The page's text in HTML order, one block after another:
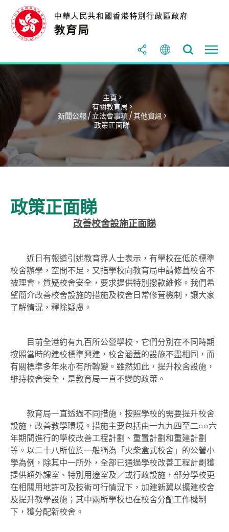
主頁 >
有關教育局 >
新聞公報 / 立法會事項 / 其他資訊 >
政策正面睇
政策正面睇
改善校舍設施正面睇
近日有報道引述教育界人士表示，有學校在低於標準
校舍辦學，空間不足，又指學校向教育局申請修葺校舍不
被理會，質疑校舍安全，要求提供特別撥款維修。我們希
望簡介改善校舍設施的措施及校舍日常修葺機制，讓大家
了解情況，釋除疑慮。
目前全港約有九百所公營學校，它們分別在不同時期
按照當時的建校標準興建，校舍涵蓋的設施不盡相同，而
有關標準多年來亦有所轉變。雖然如此，提升校舍設施，
維持校舍安全，是教育局一直不變的政策。
教育局一直透過不同措施，按照學校的需要提升校舍
設施，改善教學環境。措施主要包括由一九九四至二○○六
年期間進行的學校改善工程計劃、重置計劃和重建計劃
等。以二十八所位於一般稱為「火柴盒式校舍」的公營小
學為例，除其中一所外，全部已通過學校改善工程計劃獲
提供額外課室、特別用途室及／或行政設施，部分學校更
在相關用地許可及技術可行情況下，加建新翼以擴建校舍
及提升教學設施；其中兩所學校也在校舍分配工作機制
下，獲分配新校舍。